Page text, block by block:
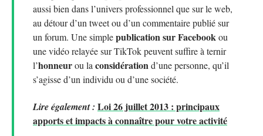
aussi bien dans l’univers professionnel que sur le web,
au détour d’un tweet ou d’un commentaire publié sur
un forum. Une simplepublication sur Facebook ou
une vidéo relayée sur TikTok peuvent suffire à ternir
l’honneurou la considération d’une personne, qu’il
s’agisse d’un individu ou d’une société.
Lire également : Loi 26 juillet 2013 : principaux
apports et impacts à connaître pour votre activité